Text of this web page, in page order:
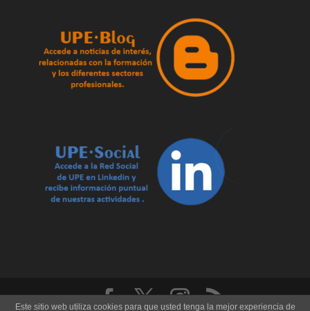
Este sitio web utiliza cookies para que usted tenga la mejor experiencia de